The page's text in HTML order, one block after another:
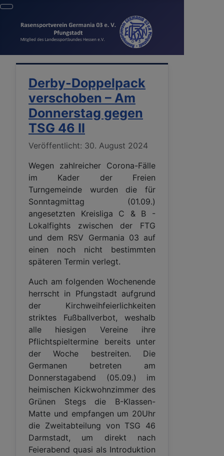
Derby-Doppelpack
verschoben – Am
Donnerstag gegen
TSG 46 II
Details
Veröffentlicht: 30. August 2024
Wegen zahlreicher Corona-Fälle
im Kader der Freien
Turngemeinde wurden die für
Sonntagmittag (01.09.)
angesetzten Kreisliga C & B -
Lokalfights zwischen der FTG
und dem RSV Germania 03 auf
einen noch nicht bestimmten
späteren Termin verlegt.
Auch am folgenden Wochenende
herrscht in Pfungstadt aufgrund
der Kirchweihfeierlichkeiten
striktes Fußballverbot, weshalb
alle hiesigen Vereine ihre
Pflichtspieltermine bereits unter
der Woche bestreiten. Die
Germanen betreten am
Donnerstagabend (05.09.) im
heimischen Kickwohnzimmer des
Grünen Stegs die B-Klassen-
Matte und empfangen um 20Uhr
die Zweitabteilung von TSG 46
Darmstadt, um direkt nach
Feierabend quasi als Introduktion